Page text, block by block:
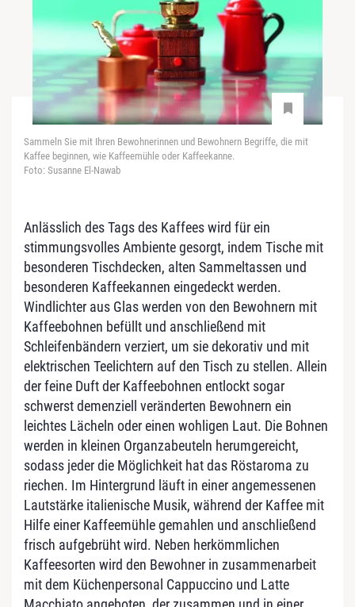
Sammeln Sie mit Ihren Bewohnerinnen und Bewohnern Begriffe, die mit
Kaffee beginnen, wie Kaffeemühle oder Kaffeekanne.
Foto: Susanne El-Nawab
Anlässlich des Tags des Kaffees wird für ein
stimmungsvolles Ambiente gesorgt, indem Tische mit
besonderen Tischdecken, alten Sammeltassen und
besonderen Kaffeekannen eingedeckt werden.
Windlichter aus Glas werden von den Bewohnern mit
Kaffeebohnen befüllt und anschließend mit
Schleifenbändern verziert, um sie dekorativ und mit
elektrischen Teelichtern auf den Tisch zu stellen. Allein
der feine Duft der Kaffeebohnen entlockt sogar
schwerst demenziell veränderten Bewohnern ein
leichtes Lächeln oder einen wohligen Laut. Die Bohnen
werden in kleinen Organzabeuteln herumgereicht,
sodass jeder die Möglichkeit hat das Röstaroma zu
riechen. Im Hintergrund läuft in einer angemessenen
Lautstärke italienische Musik, während der Kaffee mit
Hilfe einer Kaffeemühle gemahlen und anschließend
frisch aufgebrüht wird. Neben herkömmlichen
Kaffeesorten wird den Bewohner in zusammenarbeit
mit dem Küchenpersonal Cappuccino und Latte